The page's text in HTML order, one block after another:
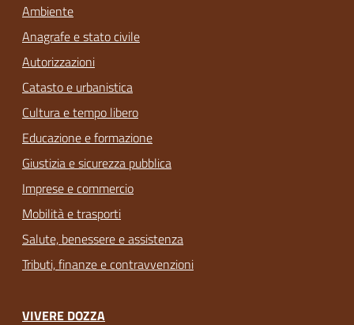
Ambiente
Anagrafe e stato civile
Autorizzazioni
Catasto e urbanistica
Cultura e tempo libero
Educazione e formazione
Giustizia e sicurezza pubblica
Imprese e commercio
Mobilità e trasporti
Salute, benessere e assistenza
Tributi, finanze e contravvenzioni
VIVERE DOZZA